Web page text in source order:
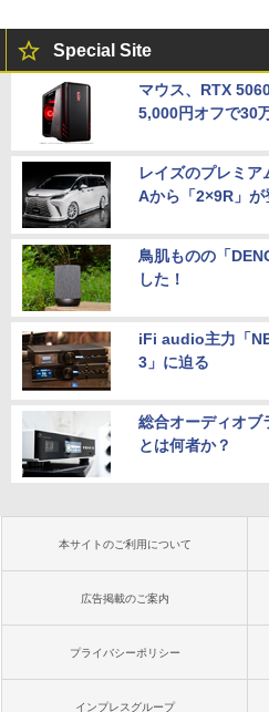
Special Site
マウス、RTX
5,000円オフで30
レイズのプレミ
Aから「2×9R」が
鳥肌ものの「
した！
iFi audio主力「
3」に迫る
総合オーディオブ
とは何者か？
本サイトのご利用について
広告掲載のご案内
プライバシーポリシー
インプレスグループ